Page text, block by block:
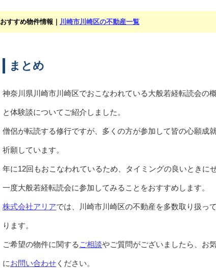
おすすめ物件情報｜ 川崎市川崎区の不動産一覧
まとめ
神奈川県川崎市川崎区でおこなわれている大般若経転読会の
と体験談についてご紹介しました。
僧侶が転読する修行ですが、多くの方が参加して皆の心願成
祈願しています。
年に12回もおこなわれているため、タイミングの良いときに
一度大般若経転読会に参加してみることをおすすめします。
株式会社アリアでは、川崎市川崎区の不動産を多数取り扱っ
ります。
ご希望の物件に関する ご相談やご質問がございましたら、お
にお問い合わせ ください。